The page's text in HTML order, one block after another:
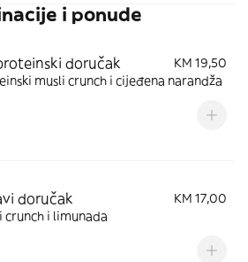
i ponude
doručak
KM 19,50
musli crunch i cijeđena narandža
doručak
KM 17,00
crunch i limunada